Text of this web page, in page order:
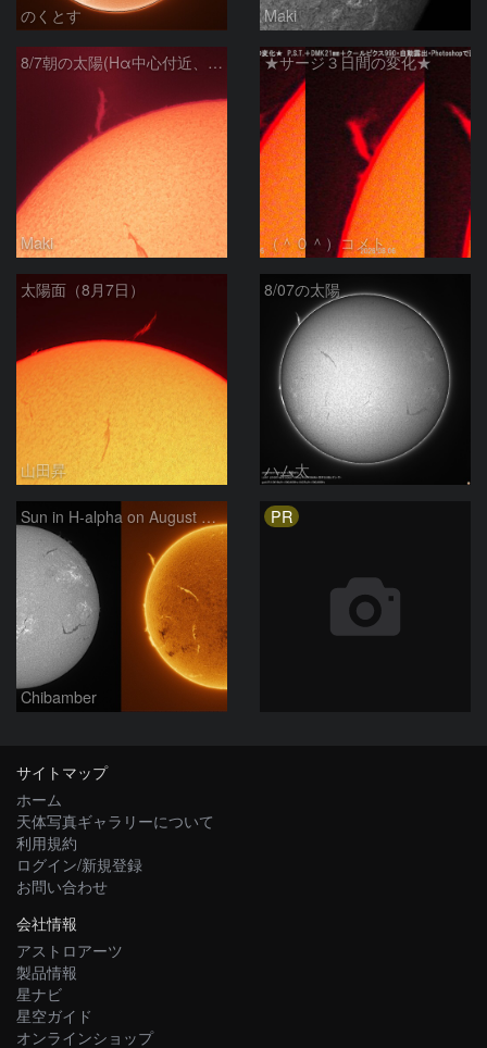
のくとす Maki
8/7朝の太陽(Hα中心付近、プロミネンス)
Maki
★サージ３日間の変化★
（＾０＾）コメト
太陽面（8月7日）
山田昇
8/07の太陽
ハム太
Sun in H-alpha on August 7, 2026
Chibamber
PR
サイトマップ
ホーム
天体写真ギャラリーについて
利用規約
ログイン/新規登録
お問い合わせ
会社情報
アストロアーツ
製品情報
星ナビ
星空ガイド
オンラインショップ